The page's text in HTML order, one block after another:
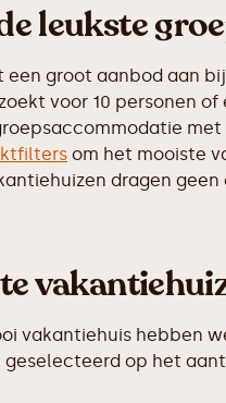
leukste
groot aanbod aan
voor 10 personen
met
om het mooiste
dragen
vakantiehuis hebben
geselecteerd op het